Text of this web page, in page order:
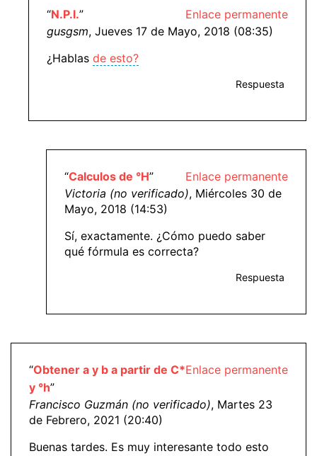
Enlace permanente
“N.P.I.”
gusgsm, Jueves 17 de Mayo, 2018 (08:35)
¿Hablas de esto?
Respuesta
Enlace permanente
“Calculos de °H”
Victoria (no verificado), Miércoles 30 de
Mayo, 2018 (14:53)
Sí, exactamente. ¿Cómo puedo saber
qué fórmula es correcta?
Respuesta
Enlace permanente
“Obtener a y b a partir de C*
y °h”
Francisco Guzmán (no verificado), Martes 23
de Febrero, 2021 (20:40)
Buenas tardes. Es muy interesante todo esto